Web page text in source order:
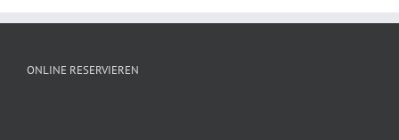
ONLINE RESERVIEREN